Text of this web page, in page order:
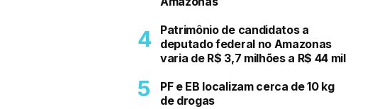
Patrimônio de candidatos a
deputado federal no Amazonas
varia de R$ 3,7 milhões a R$ 44 mil
PF e EB localizam cerca de 10 kg
de drogas